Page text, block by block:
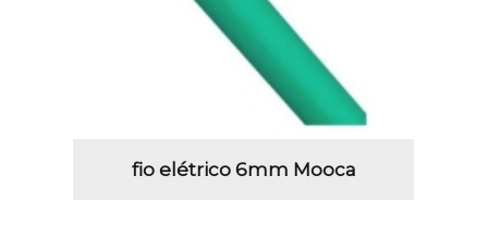
fio elétrico 6mm Mooca